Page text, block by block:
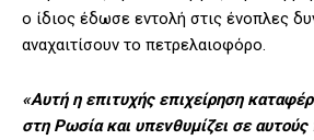
ο ίδιος έδωσε εντολή στις ένοπλες
αναχαιτίσουν το πετρελαιοφόρο.
«Αυτή η επιτυχής επιχείρηση
στη Ρωσία και υπενθυμίζει σε